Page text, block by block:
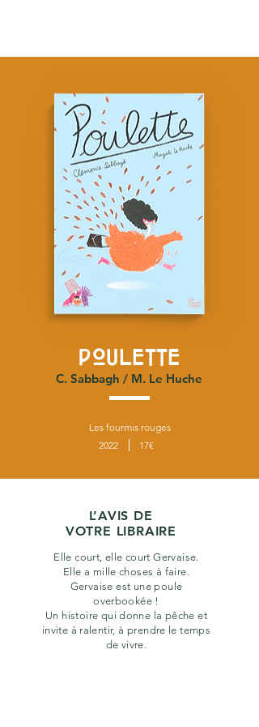
POULETTE
C. Sabbagh / M. Le Huche
Les fourmis rouges
2022
17€
L’AVIS DE
VOTRE LIBRAIRE
Elle court, elle court Gervaise.
Elle a mille choses à faire.
Gervaise est une poule
overbookée !
Un histoire qui donne la pêche et
invite à ralentir, à prendre le temps
de vivre.